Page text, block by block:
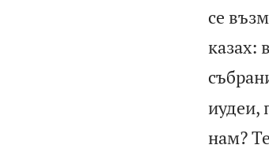
се
казах:
иудеи,
нам?